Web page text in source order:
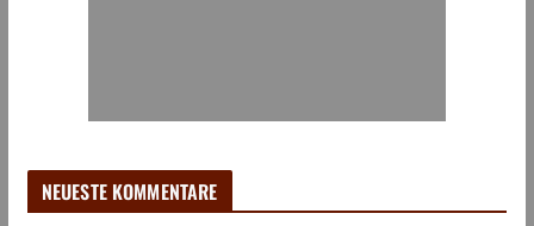
NEUESTE KOMMENTARE